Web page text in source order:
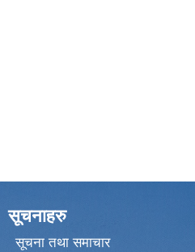
सूचनाहरु
सूचना तथा समाचार